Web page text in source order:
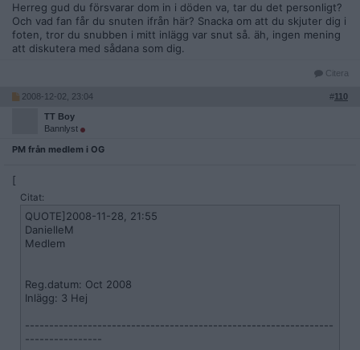
Herreg gud du försvarar dom in i döden va, tar du det personligt?
Och vad fan får du snuten ifrån här? Snacka om att du skjuter dig i
foten, tror du snubben i mitt inlägg var snut så. äh, ingen mening
att diskutera med sådana som dig.
Citera
2008-12-02, 23:04 #110
TT Boy
Bannlyst
PM från medlem i OG
[
Citat:
QUOTE]2008-11-28, 21:55
DanielleM
Medlem
Reg.datum: Oct 2008
Inlägg: 3 Hej
----------------------------------------------------------------
----------------